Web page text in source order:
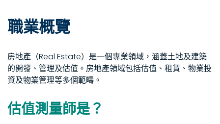
職業概覽
房地產（Real Estate）是一個專業領域，涵蓋土地及建築
的開發、管理及估值。房地產領域包括估值、租賃、物業投
資及物業管理等多個範疇。
估值測量師是？